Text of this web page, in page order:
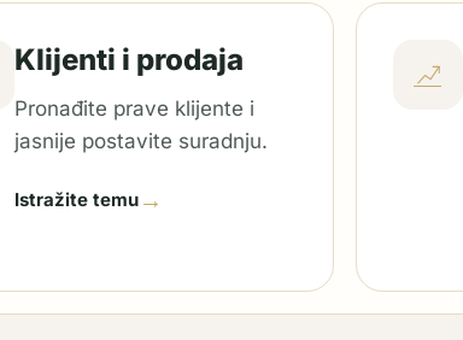
Klijenti i prodaja
Pronađite prave klijente i
jasnije postavite suradnju.
Istražite temu →